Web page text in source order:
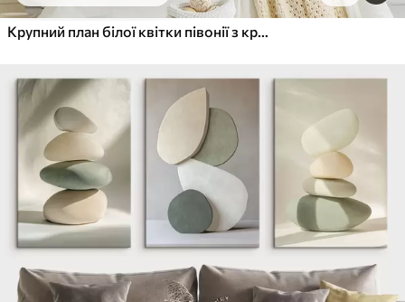
Крупний план білої квітки півонії з крапельками води на пелюстках на розмитому фоні